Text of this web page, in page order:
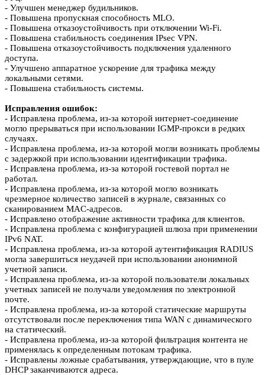
- Улучшен менеджер будильников.
- Повышена пропускная способность MLO.
- Повышена отказоустойчивость при отключении Wi-Fi.
- Повышена стабильность соединения IPsec VPN.
- Повышена отказоустойчивость подключения удаленного
доступа.
- Улучшено аппаратное ускорение для трафика между
локальными сетями.
- Повышена стабильность системы.
Исправления ошибок:
- Исправлена проблема, из-за которой интернет-соединение
могло прерываться при использовании IGMP-прокси в редких
случаях.
- Исправлена проблема, из-за которой могли возникать проблемы
с задержкой при использовании идентификации трафика.
- Исправлена проблема, из-за которой гостевой портал не
работал.
- Исправлена проблема, из-за которой могло возникать
чрезмерное количество записей в журнале, связанных со
сканированием MAC-адресов.
- Исправлено отображение активности трафика для клиентов.
- Исправлена проблема с конфигурацией шлюза при применении
IPv6 NAT.
- Исправлена проблема, из-за которой аутентификация RADIUS
могла завершиться неудачей при использовании анонимной
учетной записи.
- Исправлена проблема, из-за которой пользователи локальных
учетных записей не получали уведомления по электронной
почте.
- Исправлена проблема, из-за которой статические маршруты
отсутствовали после переключения типа WAN с динамического
на статический.
- Исправлена проблема, из-за которой фильтрация контента не
применялась к определенным потокам трафика.
- Исправлены ложные срабатывания, утверждающие, что в пуле
DHCP заканчиваются адреса.